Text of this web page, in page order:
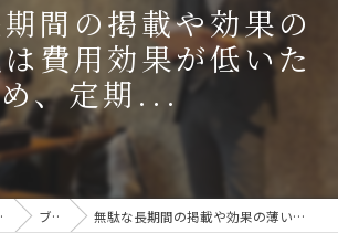
間の掲載や効果の
費用効果が低いた
め、定期...
AOA ブログ 無駄な長期間の掲載や効果の薄い表現は費用効果が低いため、定期...